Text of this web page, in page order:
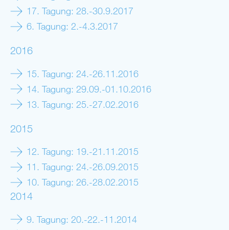
17. Tagung: 28.-30.9.2017
6. Tagung: 2.-4.3.2017
2016
15. Tagung: 24.-26.11.2016
14. Tagung: 29.09.-01.10.2016
13. Tagung: 25.-27.02.2016
2015
12. Tagung: 19.-21.11.2015
11. Tagung: 24.-26.09.2015
10. Tagung: 26.-28.02.2015
2014
9. Tagung: 20.-22.-11.2014